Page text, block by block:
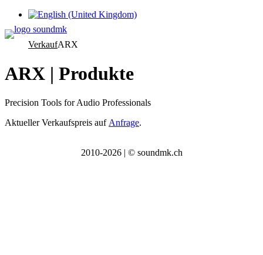
Sprache auswählen
VerkaufARX
ARX | Produkte
Precision Tools for Audio Professionals
Aktueller Verkaufspreis auf Anfrage.
2010-2026 | © soundmk.ch